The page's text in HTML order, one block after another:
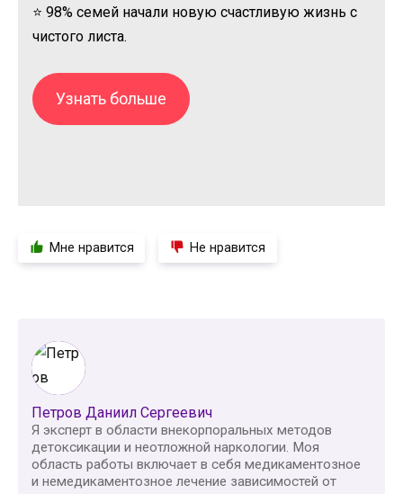
⭐ 98% семей начали новую счастливую жизнь с
чистого листа.
Узнать больше
Мне нравится Не нравится
Петров Даниил Сергеевич
Я эксперт в области внекорпоральных методов
детоксикации и неотложной наркологии. Моя
область работы включает в себя медикаментозное
и немедикаментозное лечение зависимостей от